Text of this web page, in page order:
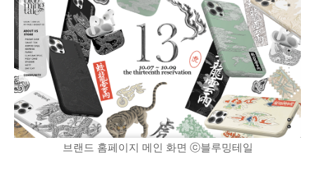
브랜드 홈페이지 메인 화면 ⓒ블루밍테일